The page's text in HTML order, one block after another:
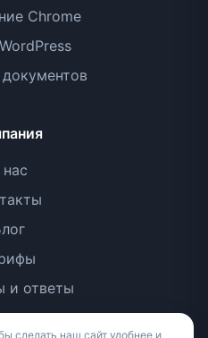
Chrome
и ответы
сделать наш сайт удобнее и